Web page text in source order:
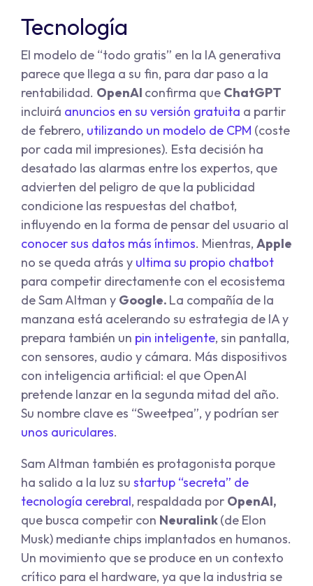
Tecnología
El modelo de “todo gratis” en la IA generativa
parece que llega a su fin, para dar paso a la
rentabilidad. OpenAI confirma que ChatGPT
incluirá anuncios en su versión gratuita a partir
de febrero, utilizando un modelo de CPM (coste
por cada mil impresiones). Esta decisión ha
desatado las alarmas entre los expertos, que
advierten del peligro de que la publicidad
condicione las respuestas del chatbot,
influyendo en la forma de pensar del usuario al
conocer sus datos más íntimos. Mientras, Apple
no se queda atrás y ultima su propio chatbot
para competir directamente con el ecosistema
de Sam Altman y Google. La compañía de la
manzana está acelerando su estrategia de IA y
prepara también un pin inteligente, sin pantalla,
con sensores, audio y cámara. Más dispositivos
con inteligencia artificial: el que OpenAI
pretende lanzar en la segunda mitad del año.
Su nombre clave es “Sweetpea”, y podrían ser
unos auriculares.
Sam Altman también es protagonista porque
ha salido a la luz su startup “secreta” de
tecnología cerebral, respaldada por OpenAI,
que busca competir con Neuralink(de Elon
Musk) mediante chips implantados en humanos.
Un movimiento que se produce en un contexto
crítico para el hardware, ya que la industria se